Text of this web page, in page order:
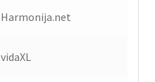
Harmonija.net
vidaXL